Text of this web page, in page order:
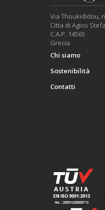
Via Thoukididou,
Citta di Agios
C.A.P. 14565
Grecia
Chi siamo
Sostenibilità
Contatti